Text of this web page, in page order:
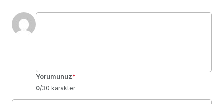
Yorumunuz*
0/30 karakter